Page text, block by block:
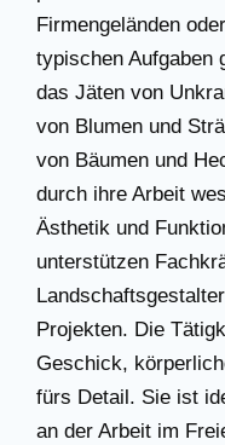
Firmengeländen
typischen Aufgaben
das Jäten von
von Blumen und
von Bäumen und
durch ihre Arbeit
Ästhetik und
unterstützen
Projekten. Die
Geschick,
fürs Detail. Sie ist
an der Arbeit im